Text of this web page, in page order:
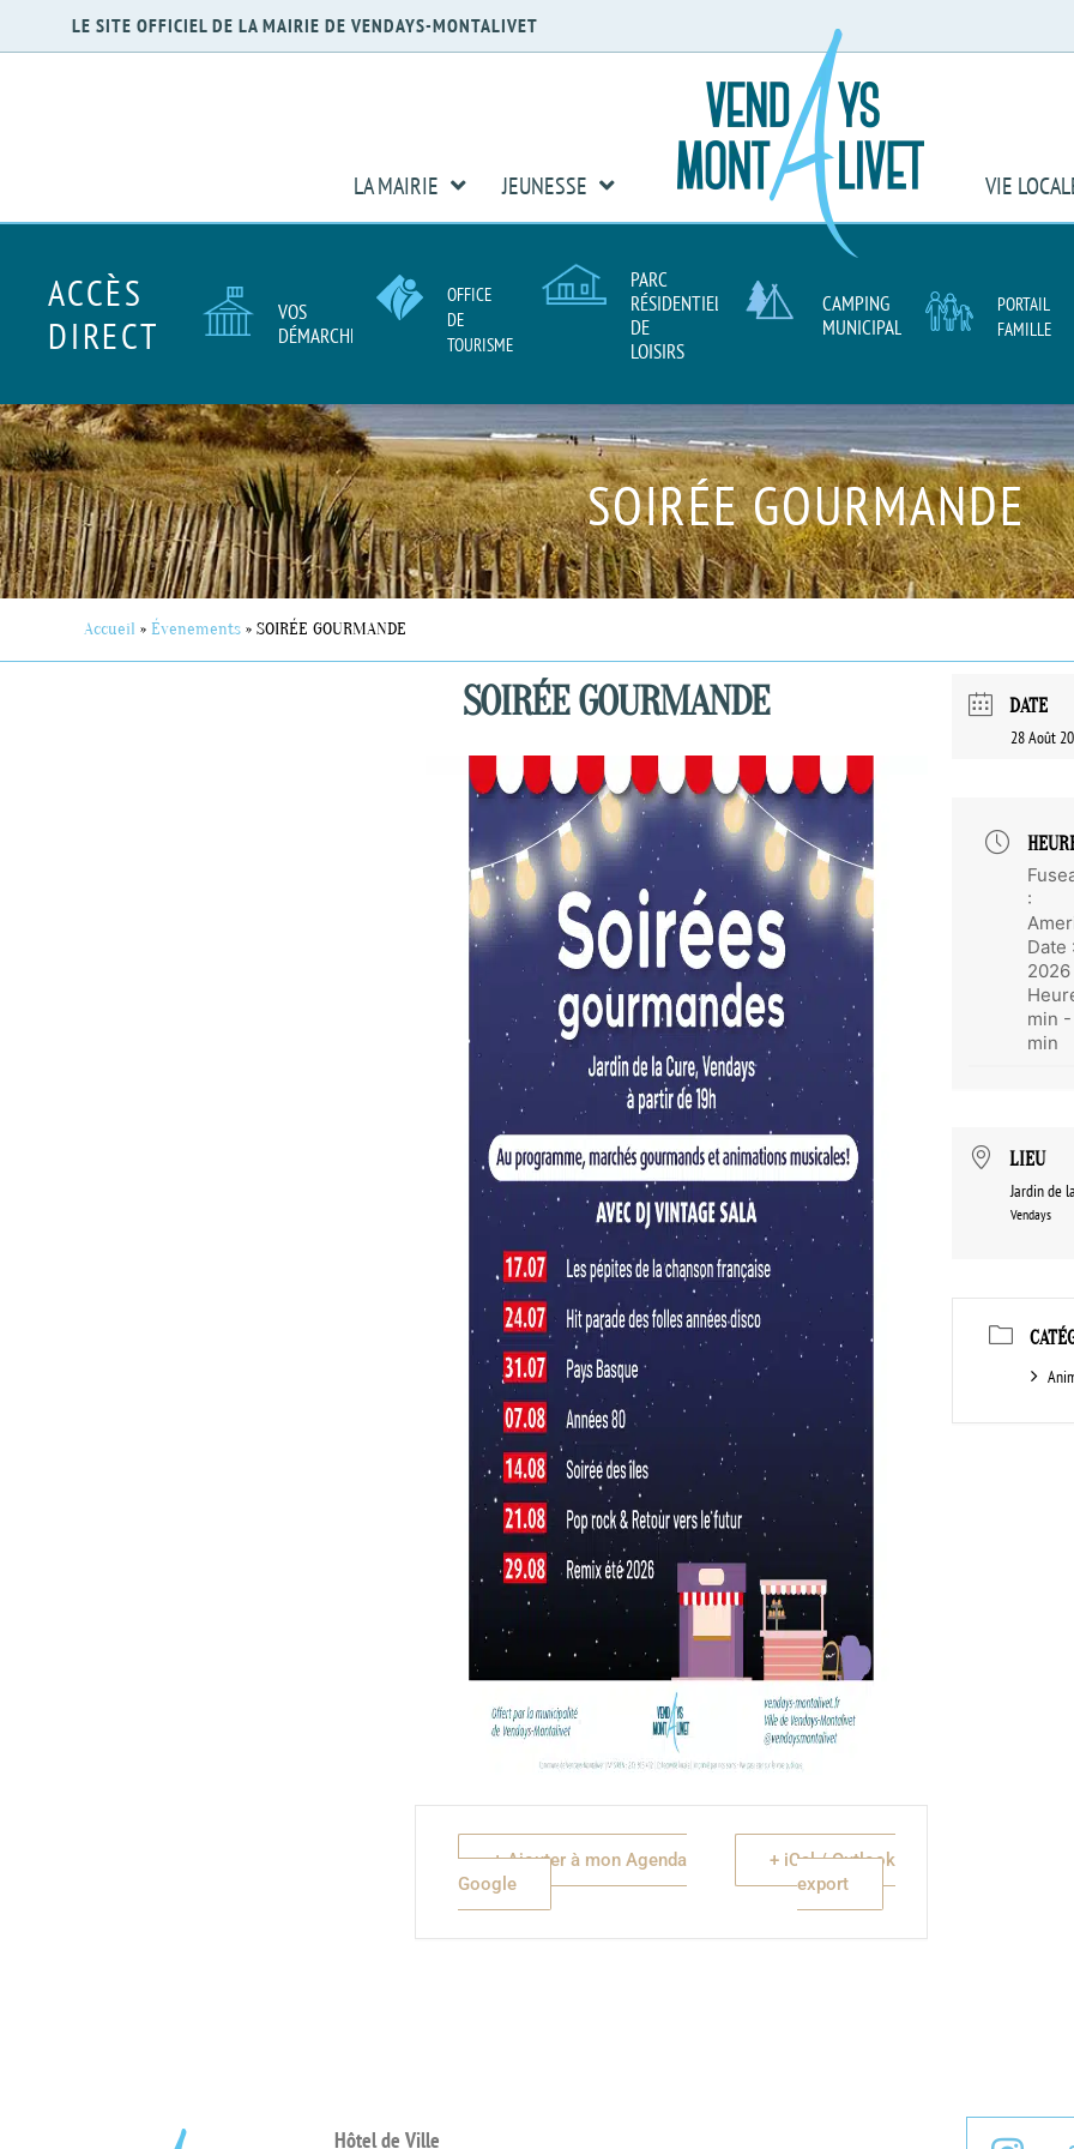
LE SITE OFFICIEL DE LA MAIRIE DE VENDAYS-MONTALIVET
LA MAIRIE JEUNESSE VIE
ACCÈS
DIRECT
VOS
DÉMARCHES
OFFICE
DE
TOURISME
PARC
RÉSIDENTIEL
DE
LOISIRS
CAMPING
MUNICIPAL
PORTAIL
FAMILLE
SOIRÉE GOURMANDE
Accueil » Évenements » SOIRÉE GOURMANDE
SOIRÉE GOURMANDE
+ Ajouter à mon Agenda
Google
+ iCal / Outlook
export
DATE
28 Août
:
Date :
2026
min -
min
LIEU
Jardin de
Vendays
Hôtel de Ville